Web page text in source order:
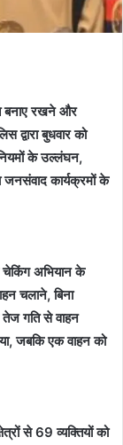
बनाए रखने और
द्वारा बुधवार को
के उल्लंघन,
जनसंवाद कार्यक्रमों के
चेकिंग अभियान के
चलाने, बिना
गति से वाहन
जबकि एक वाहन को
से 69 व्यक्तियों को